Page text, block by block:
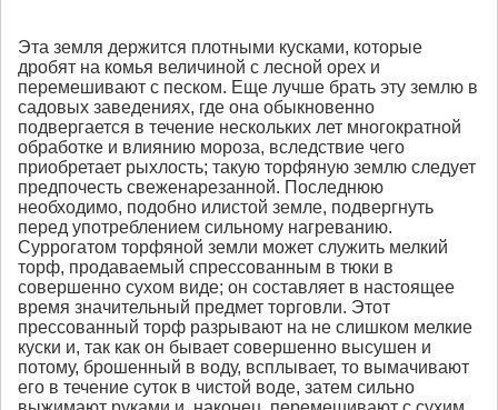
Эта земля держится плотными кусками, которые
дробят на комья величиной с лесной орех и
перемешивают с песком. Еще лучше брать эту землю в
садовых заведениях, где она обыкновенно
подвергается в течение нескольких лет многократной
обработке и влиянию мороза, вследствие чего
приобретает рыхлость; такую торфяную землю следует
предпочесть свеженарезанной. Последнюю
необходимо, подобно илистой земле, подвергнуть
перед употреблением сильному нагреванию.
Суррогатом торфяной земли может служить мелкий
торф, продаваемый спрессованным в тюки в
совершенно сухом виде; он составляет в настоящее
время значительный предмет торговли. Этот
прессованный торф разрывают на не слишком мелкие
куски и, так как он бывает совершенно высушен и
потому, брошенный в воду, всплывает, то вымачивают
его в течение суток в чистой воде, затем сильно